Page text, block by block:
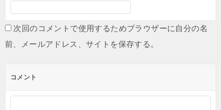
次回のコメントで使用するためブラウザーに自分の名
前、メールアドレス、サイトを保存する。
コメント